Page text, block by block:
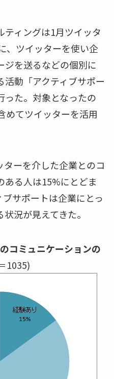
ティングは1月ツイッタ
、ツイッターを使い企
ジを送るなどの個別に
活動「アクティブサポー
った。対象となったの
めてツイッターを活用
ターを介した企業とのコ
ある人は15%にとどま
サポートは企業にとっ
況が見えてきた。
コミュニケーションの
1035)